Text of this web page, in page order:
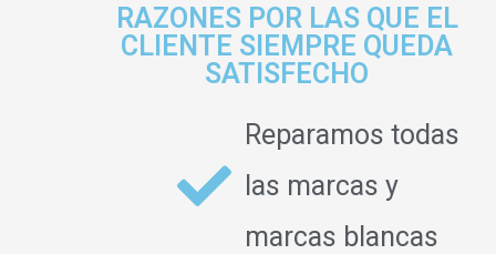
RAZONES POR LAS QUE EL
CLIENTE SIEMPRE QUEDA
SATISFECHO
Reparamos todas
las marcas y
marcas blancas